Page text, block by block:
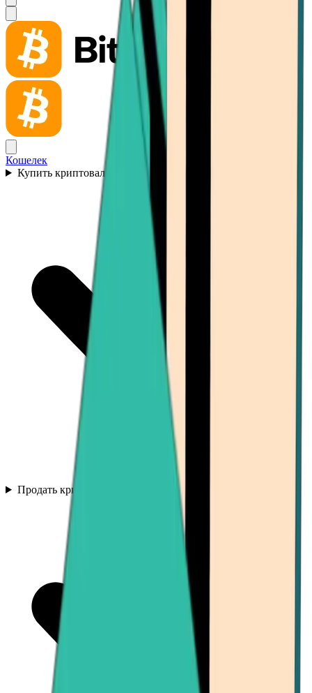
Кошелек
Купить криптовалюту
Продать криптовалюту